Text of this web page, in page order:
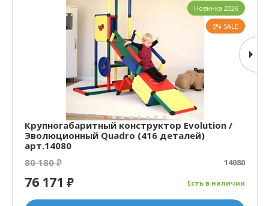
Крупногабаритный конструктор Evolution /
Эволюционный Quadro (416 деталей)
арт.14080
80 180₽ 14080
Есть в наличии
76 171 ₽
Новинка 2026
5% SALE